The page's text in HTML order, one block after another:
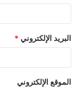
البريد الإلكتروني *
الموقع الإلكتروني